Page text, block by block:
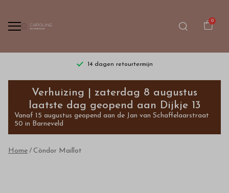
0
14 dagen retourtermijn
Còndor
Maillot
Bestel
Verhuizing | zaterdag 8 augustus
laatste dag geopend aan Dijkje 13
Vanaf 15 augustus geopend aan de Jan van Schaffelaarstraat
50 in Barneveld
Home Còndor Maillot